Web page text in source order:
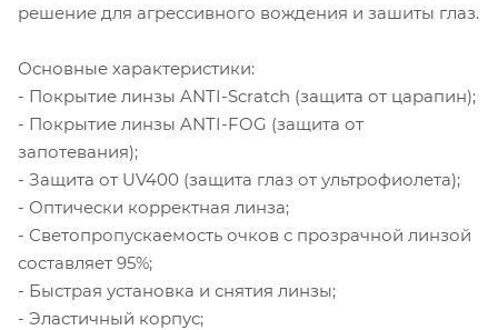
решение для агрессивного вождения и зашиты глаз.
Основные характеристики:
- Покрытие линзы ANTI-Scratch (защита от царапин);
- Покрытие линзы ANTI-FOG (защита от
запотевания);
- Защита от UV400 (защита глаз от ультрофиолета);
- Оптически корректная линза;
- Светопропускаемость очков с прозрачной линзой
составляет 95%;
- Быстрая установка и снятия линзы;
- Эластичный корпус;